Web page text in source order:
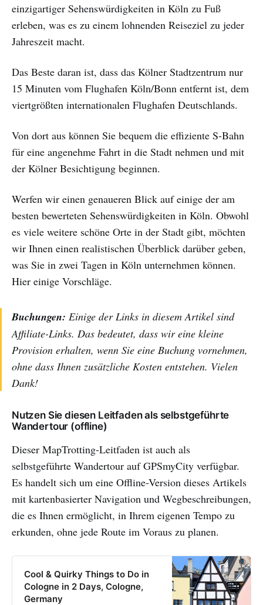
einzigartiger Sehenswürdigkeiten in Köln zu Fuß
erleben, was es zu einem lohnenden Reiseziel zu jeder
Jahreszeit macht.
Das Beste daran ist, dass das Kölner Stadtzentrum nur
15 Minuten vom Flughafen Köln/Bonn entfernt ist, dem
viertgrößten internationalen Flughafen Deutschlands.
Von dort aus können Sie bequem die effiziente S-Bahn
für eine angenehme Fahrt in die Stadt nehmen und mit
der Kölner Besichtigung beginnen.
Werfen wir einen genaueren Blick auf einige der am
besten bewerteten Sehenswürdigkeiten in Köln. Obwohl
es viele weitere schöne Orte in der Stadt gibt, möchten
wir Ihnen einen realistischen Überblick darüber geben,
was Sie in zwei Tagen in Köln unternehmen können.
Hier einige Vorschläge.
Buchungen: Einige der Links in diesem Artikel sind
Affiliate-Links. Das bedeutet, dass wir eine kleine
Provision erhalten, wenn Sie eine Buchung vornehmen,
ohne dass Ihnen zusätzliche Kosten entstehen. Vielen
Dank!
Nutzen Sie diesen Leitfaden als selbstgeführte
Wandertour (offline)
Dieser MapTrotting-Leitfaden ist auch als
selbstgeführte Wandertour auf GPSmyCity verfügbar.
Es handelt sich um eine Offline-Version dieses Artikels
mit kartenbasierter Navigation und Wegbeschreibungen,
die es Ihnen ermöglicht, in Ihrem eigenen Tempo zu
erkunden, ohne jede Route im Voraus zu planen.
Cool & Quirky Things to Do in
Cologne in 2 Days, Cologne,
Germany